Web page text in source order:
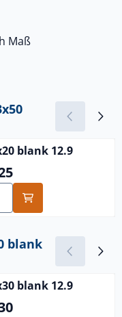
Maß
blank 12.9
0,25
wählen für m3x20
blank
blank 12.9
0,30